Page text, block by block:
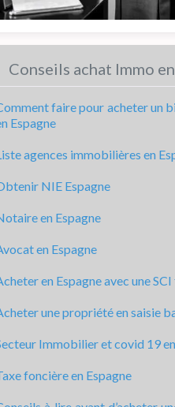
Conseils achat Immo
faire pour acheter un
Espagne
agences immobilières en
NIE Espagne
en Espagne
en Espagne
en Espagne avec une
une propriété en saisie
Immobilier et covid 19
foncière en Espagne